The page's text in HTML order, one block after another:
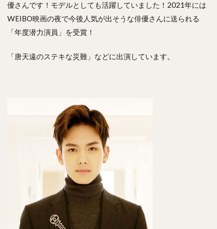
優さんです！モデルとしても活躍していました！2021年には
WEIBO映画の夜で今後人気が出そうな俳優さんに送られる
「年度潜力演員」を受賞！
「唐天遠のステキな災難」などに出演しています。